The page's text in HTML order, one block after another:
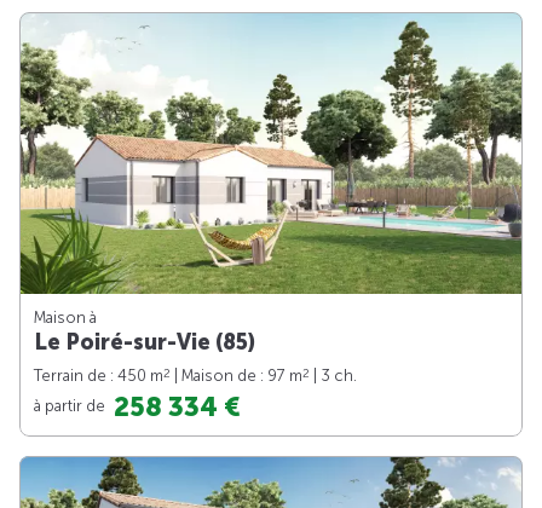
Maison à
Le Poiré-sur-Vie (85)
Terrain de : 450 m2 | Maison de : 97 m2
| 3 ch.
à partir de 258 334 €